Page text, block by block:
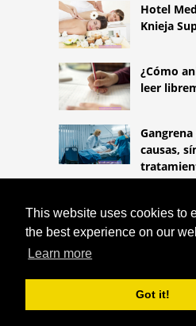
This website uses cookies to
the best experience on our
Learn more
Got it!
Hotel
Knieja
¿Cómo
leer
causas,
HTTPS://
FÓLICO Y